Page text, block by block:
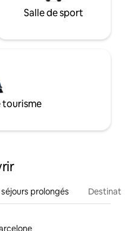
Salle de sport
tourisme
prolongés